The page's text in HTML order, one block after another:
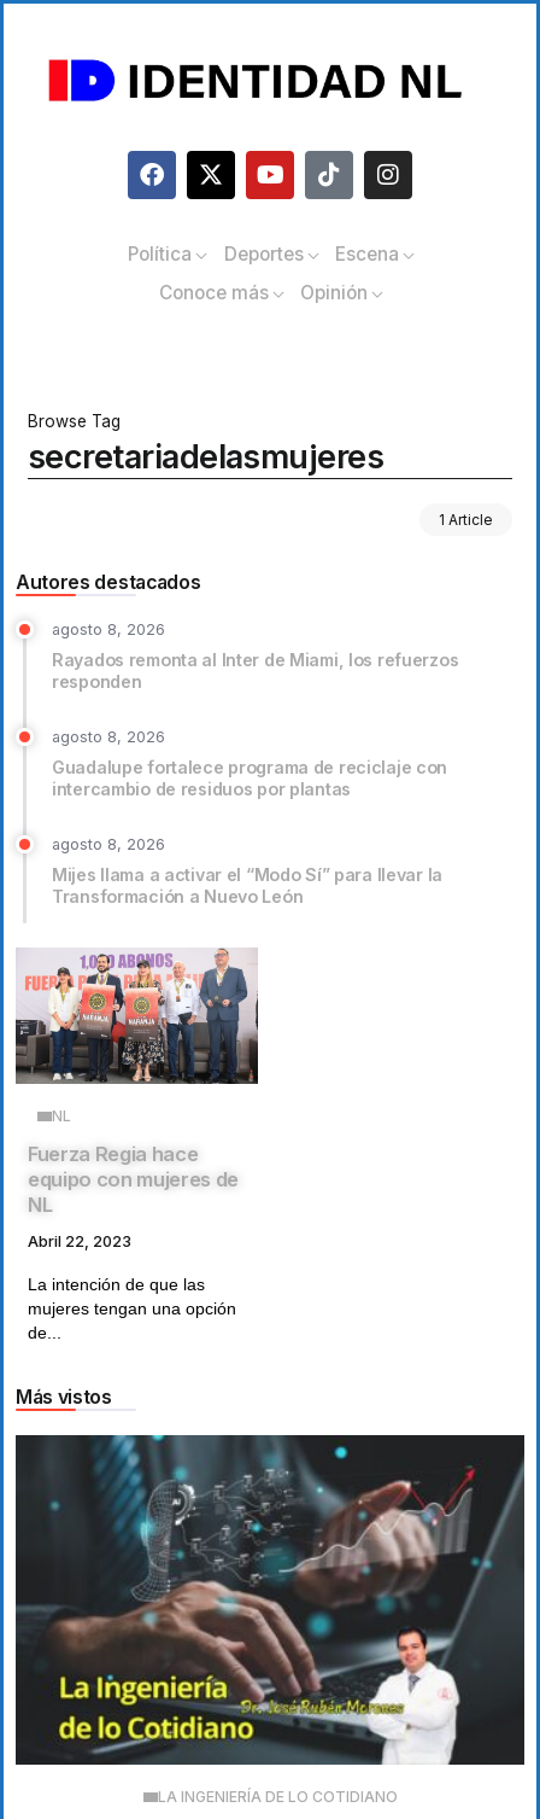
Política Deportes
Escena
Conoce más
Opinión
Browse Tag
secretariadelasmujeres
1 Article
Autores destacados
agosto 8, 2026
Rayados remonta al Inter de Miami, los refuerzos
responden
agosto 8, 2026
Guadalupe fortalece programa de reciclaje con
intercambio de residuos por plantas
agosto 8, 2026
Mijes llama a activar el “Modo Sí” para llevar la
Transformación a Nuevo León
NL
Fuerza Regia hace
equipo con mujeres de
NL
Abril 22, 2023
La intención de que las
mujeres tengan una opción
de...
Más vistos
LA INGENIERÍA DE LO COTIDIANO